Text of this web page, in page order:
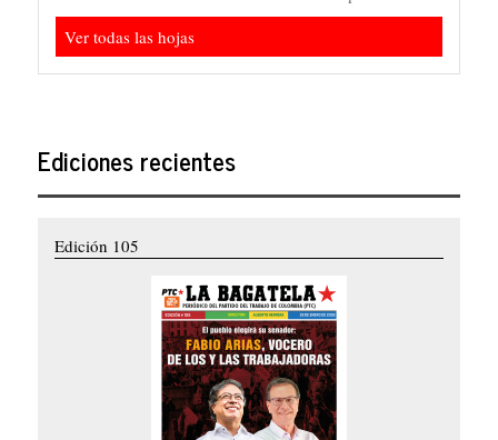
Ver todas las hojas
Ediciones recientes
Edición 105